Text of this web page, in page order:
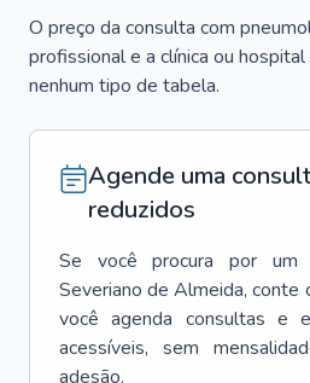
O preço da consulta com
profissional e a clínica ou
nenhum tipo de tabela.
Agende uma
reduzidos
Se você procura por um
Severiano de Almeida, conte
você agenda consultas e
acessíveis, sem
adesão.